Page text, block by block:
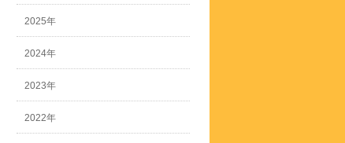
2025年
2024年
2023年
2022年